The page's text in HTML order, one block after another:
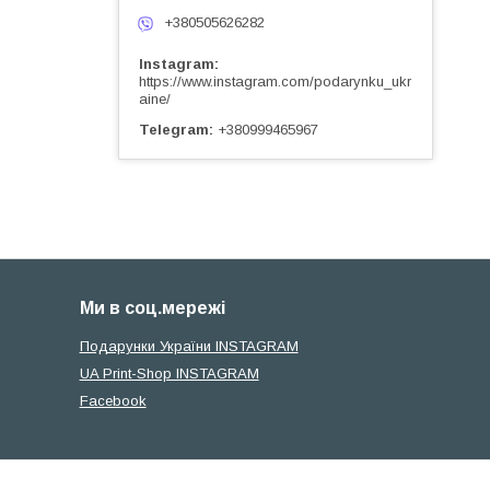
+380505626282
Instagram
https://www.instagram.com/podarynku_ukr
aine/
Telegram
+380999465967
Ми в соц.мережі
Подарунки України INSTAGRAM
UA Print-Shop INSTAGRAM
Facebook